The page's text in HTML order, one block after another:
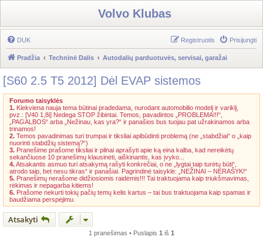
Volvo Klubas
DUK Prisijungti
Registruotis
Pradžia Techninė Dalis Autodalių parduotuvės, servisai, garažai
[S60 2.5 T5 2012] Dėl EVAP sistemos
Forumo taisyklės
1. Kiekviena nauja tema būtinai pradedama, nurodant automobilio modelį ir variklį,
pvz.: [V40 1,8i] Nedega STOP žibintai. Temos, pavadintos „PROBLEMA!!!“,
„PAGALBOS“ arba „Nežinau, kas yra?“ ir panašios bus tuojau pat užrakinamos arba
trinamos!
2. Temos pavadinimas turi trumpai ir tiksliai apibūdinti problemą (ne „stabdžiai“ o „kaip
nuorinti stabdžių sistemą?“)
3. Pranešime prašome tiksliai ir pilnai aprašyti apie ką eina kalba, kad nereikėtų
sekančiuose 10 pranešimų klausinėti, aiškinantis, kas įvyko...
4.Atsakantis asmuo turi atsakymą rašyti konkrečiai, o ne „lygtai taip turėtų būti“,
atrodo taip, bet nesu tikras“ ir panašiai. Pagrindinė taisyklė: „NEŽINAI – NERAŠYK!“
5. Pranešimų nerašome didžiosiomis raidėmis!!! Tai traktuojama kaip triukšmavimas,
rėkimas ir nepagarba kitiems!
6. Prašome nekurti tokių pačių temų kelis kartus – tai bus traktuojama kaip spamas ir
baudžiama perspėjimu.
Atsakyti
1 pranešimas • Puslapis 1 iš 1